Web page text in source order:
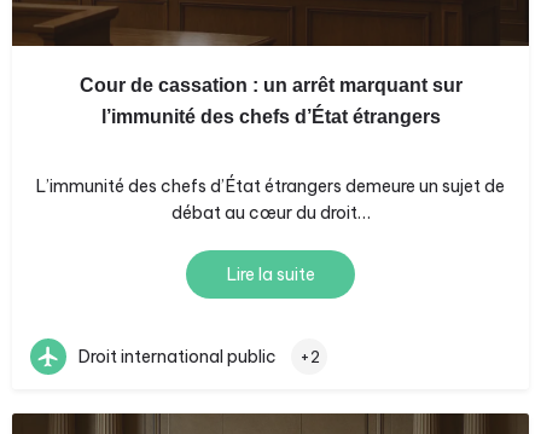
Cour de cassation : un arrêt marquant sur
l’immunité des chefs d’État étrangers
L’immunité des chefs d’État étrangers demeure un sujet de
débat au cœur du droit…
Lire la suite
Droit international public +2